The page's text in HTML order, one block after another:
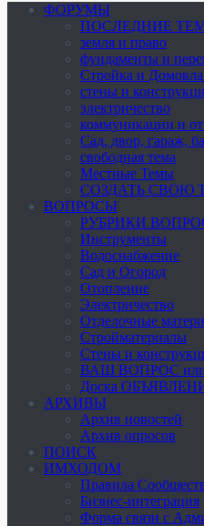
ФОРУМЫ
ПОСЛЕДНИЕ
земля и право
фундаменты и
Стройка и
стены и
электричество
коммуникации и
Cад, двор, гараж,
свободная тема
Местные Темы
СОЗДАТЬ СВОЮ
ВОПРОСЫ
РУБРИКИ
Инструменты
Водоснабжение
Сад и Огород
Отопление
Электричество
Отделочные
Стройматериалы
Стены и
ВАШ ВОПРОС
Доска
АРХИВЫ
Архив новостей
Архив опросов
ПОИСК
ИМХОДОМ
Правила
Бизнес-интеграция
Форма связи с